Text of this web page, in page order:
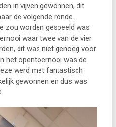
in vijven gewonnen, dit
de volgende ronde.
zou worden gespeeld was
waar twee van de vier
dit was niet genoeg voor
het opentoernooi was de
werd met fantastisch
gewonnen en dus was